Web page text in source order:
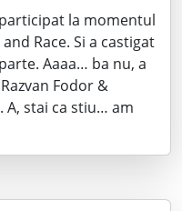
la momentul
Race. Si a castigat
Aaaa… ba nu, a
Fodor &
A, stai ca stiu… am